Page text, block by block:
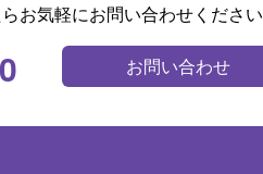
お気軽にお問い合わせください
お問い合わせ